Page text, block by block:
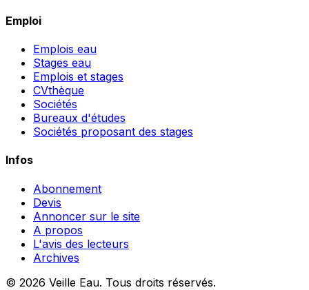
Emploi
Emplois eau
Stages eau
Emplois et stages
CVthèque
Sociétés
Bureaux d'études
Sociétés proposant des stages
Infos
Abonnement
Devis
Annoncer sur le site
A propos
L'avis des lecteurs
Archives
© 2026 Veille Eau. Tous droits réservés.